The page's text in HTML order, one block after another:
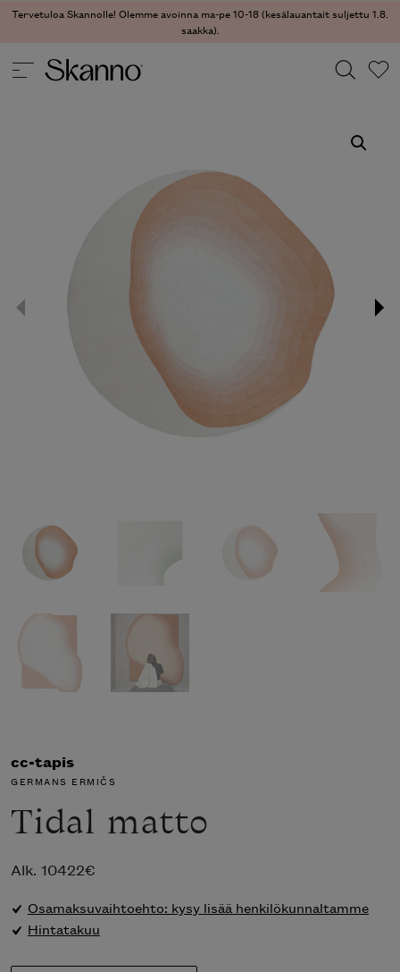
Tervetuloa Skannolle! Olemme avoinna ma-pe 10-18 (kesälauantait suljettu 1.8.
saakka).
Type 2 or more characters for results.
cc-tapis
GERMANS ERMIČS
Tidal matto
Alk. 10422€
Osamaksuvaihtoehto: kysy lisää henkilökunnaltamme
Hintatakuu